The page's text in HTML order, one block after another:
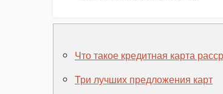
Что такое кредитная карта
Три лучших предложения карт